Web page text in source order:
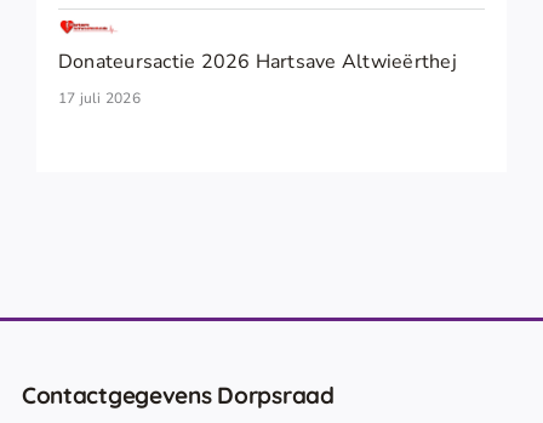
Donateursactie 2026 Hartsave Altwieërthej
17 juli 2026
Contactgegevens Dorpsraad